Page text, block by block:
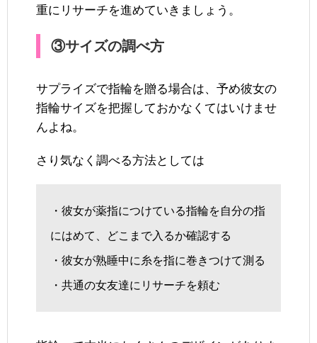
重にリサーチを進めていきましょう。
③サイズの調べ方
サプライズで指輪を贈る場合は、予め彼女の
指輪サイズを把握しておかなくてはいけませ
んよね。
さり気なく調べる方法としては
・彼女が薬指につけている指輪を自分の指
にはめて、どこまで入るか確認する
・彼女が熟睡中に糸を指に巻きつけて測る
・共通の女友達にリサーチを頼む